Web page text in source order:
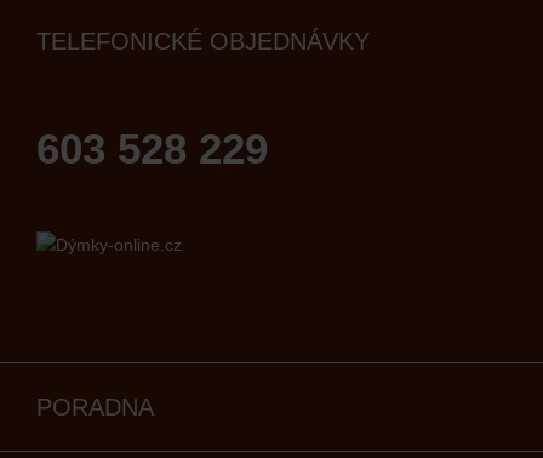
TELEFONICKÉ OBJEDNÁVKY
603 528 229
PORADNA